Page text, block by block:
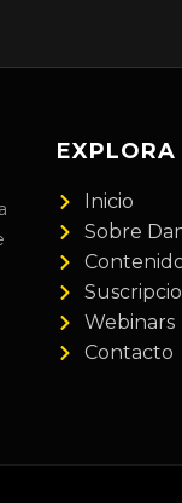
EXPLORA
Inicio
Sobre
Webinars
Contacto